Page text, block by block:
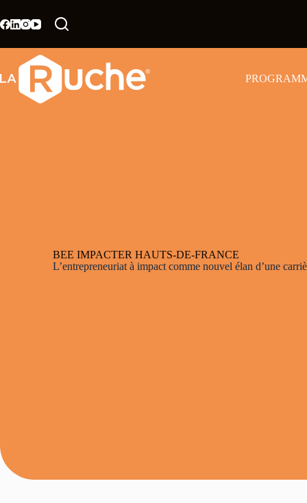
BEE IMPACTER HAUTS-DE-FRANCE
L’entrepreneuriat à impact comme nouvel élan d’une